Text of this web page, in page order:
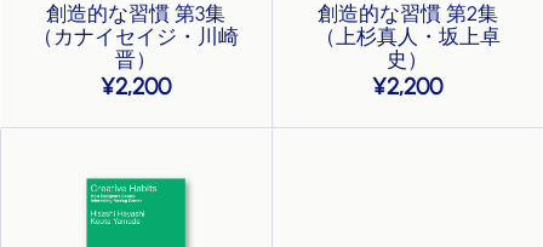
創造的な習慣 第3集
（カナイセイジ・川崎
晋）
2,200
創造的な習慣 第2集
（上杉真人・坂上卓
史）
2,200